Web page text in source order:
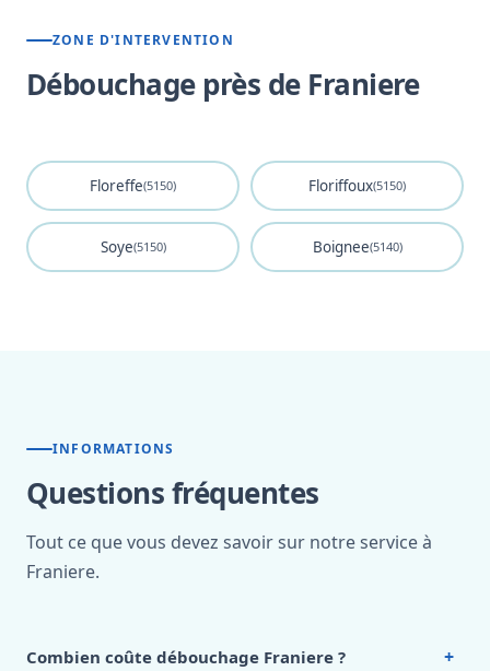
ZONE D'INTERVENTION
Débouchage près de Franiere
Floreffe(5150) Floriffoux(5150)
Soye(5150) Boignee(5140)
INFORMATIONS
Questions fréquentes
Tout ce que vous devez savoir sur notre service à
Franiere.
Combien coûte débouchage Franiere ? +